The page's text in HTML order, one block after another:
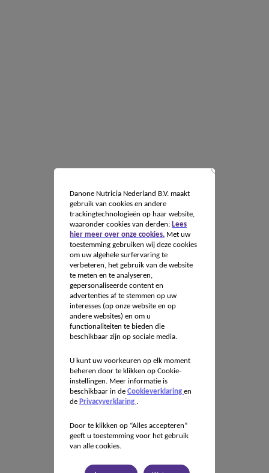
Danone Nutricia Nederland B.V. maakt
gebruik van cookies en andere
trackingtechnologieën op haar website,
waaronder cookies van derden: Lees
hier meer over onze cookies.Met uw
toestemming gebruiken wij deze cookies
om uw algehele surfervaring te
verbeteren, het gebruik van de website
te meten en te analyseren,
gepersonaliseerde content en
advertenties af te stemmen op uw
interesses (op onze website en op
andere websites) en om u
functionaliteiten te bieden die
beschikbaar zijn op sociale media.
U kunt uw voorkeuren op elk moment
beheren door te klikken op Cookie-
instellingen. Meer informatie is
beschikbaar in de Cookieverklaring en
de Privacyverklaring .
Door te klikken op “Alles accepteren”
geeft u toestemming voor het gebruik
van alle cookies.